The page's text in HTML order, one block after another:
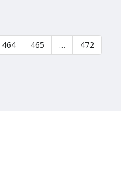
464 465 … 472